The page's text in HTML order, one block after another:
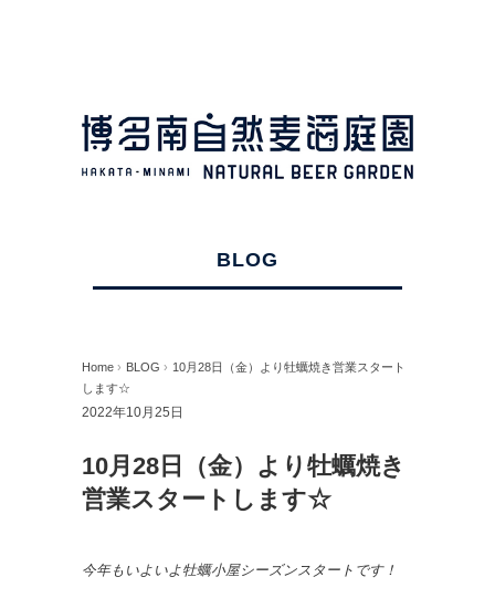
BLOG
Home › BLOG › 10月28日（金）より牡蠣焼き営業スタート
します☆
2022年10月25日
10月28日（金）より牡蠣焼き
営業スタートします☆
今年もいよいよ牡蠣小屋シーズンスタートです！